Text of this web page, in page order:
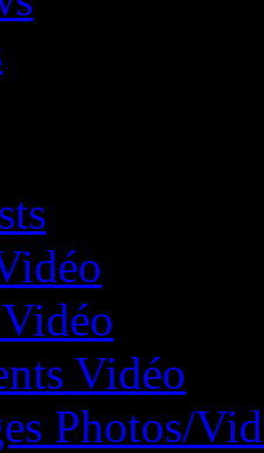
Vidéo
Photos/